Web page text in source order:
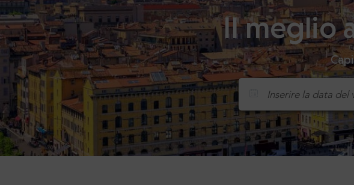
Il meglio
Inserire la data del